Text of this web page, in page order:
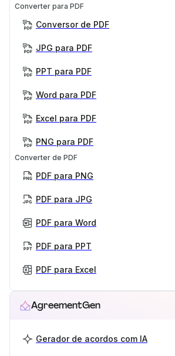
Converter para PDF
Conversor de PDF
JPG para PDF
PPT para PDF
Word para PDF
Excel para PDF
PNG para PDF
Converter de PDF
PDF para PNG
PDF para JPG
PDF para Word
PDF para PPT
PDF para Excel
AgreementGen
Gerador de acordos com IA